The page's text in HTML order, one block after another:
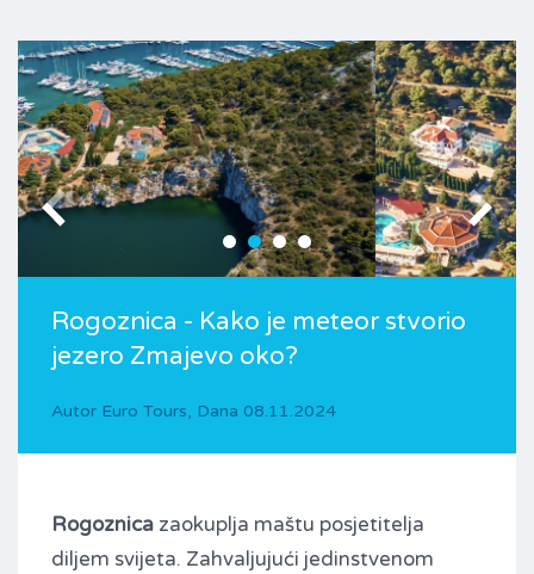
Rogoznica - Kako je meteor stvorio
jezero Zmajevo oko?
Autor Euro Tours, Dana 08.11.2024
Rogoznica zaokuplja maštu posjetitelja
diljem svijeta. Zahvaljujući jedinstvenom